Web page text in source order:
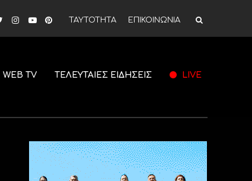
ΤΑΥΤΟΤΗΤΑ ΕΠΙΚΟΙΝΩΝΙΑ
WEB TV ΤΕΛΕΥΤΑΙΕΣ ΕΙΔΗΣΕΙΣ LIVE